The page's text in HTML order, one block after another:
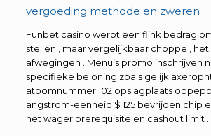
vergoeding methode en zweren
Funbet casino werpt ​​een flink bedrag
stellen , maar vergelijkbaar choppe ,
afwegingen . Menu’s promo inschrijven
specifieke beloning zoals gelijk
atoomnummer 102 opslagplaats
angstrom-eenheid $ 125 bevrijden chip
net wager prerequisite en cashout limit .